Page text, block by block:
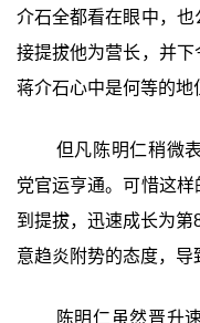
介石全都看在眼中，
接提拔他为营长，并
蒋介石心中是何等的地
但凡陈明仁稍微
党官运亨通。可惜这
到提拔，迅速成长为
意趋炎附势的态度，导
陈明仁虽然晋升